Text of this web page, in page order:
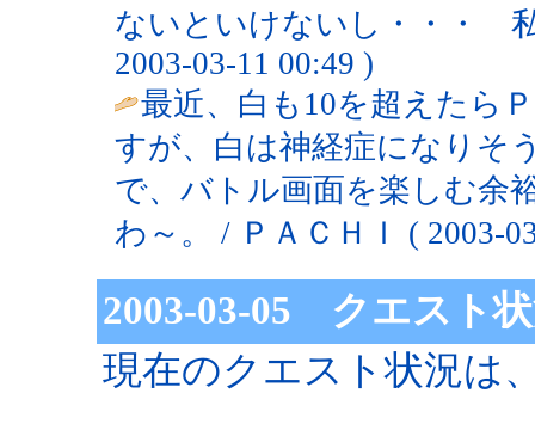
ないといけないし・・・
2003-03-11 00:49 )
最近、白も10を超えたら
すが、白は神経症になりそ
で、バトル画面を楽しむ余
わ～。 / ＰＡＣＨＩ ( 2003-
2003-03-05 クエスト
現在のクエスト状況は